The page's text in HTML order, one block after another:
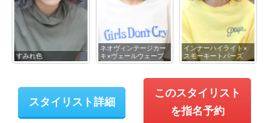
すみれ色
ネオヴィンテージカー
キ×ヴェールウェーブ
インナーハイライト×
スモーキートパーズ
スタイリスト詳細
このスタイリスト
を指名予約